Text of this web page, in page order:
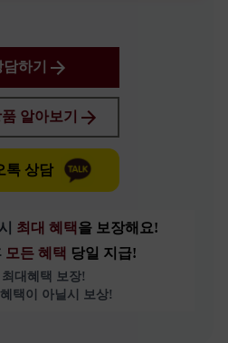
담하기
알아보기
톡 상담
최대 혜택 을 보장해요!
모든 혜택 당일 지급!
대혜택 보장!
택이 아닐시 보상!